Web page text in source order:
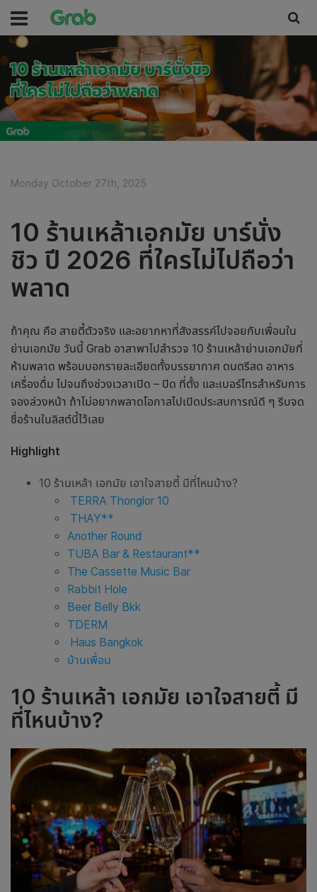
Monday October 27th, 2025
10 ร้านเหล้าเอกมัย บาร์นั่ง
ชิว ปี 2026 ที่ใครไม่ไปถือว่า
พลาด
ถ้าคุณ คือ สายตี้ตัวจริง และอยากหาที่สังสรรค์ไปจอยกับเพื่อนใน
ย่านเอกมัย วันนี้ Grab อาสาพาไปสำรวจ 10 ร้านเหล้าย่านเอกมัยที่
ห้ามพลาด พร้อมบอกรายละเอียดทั้งบรรยากาศ ดนตรีสด อาหาร
เครื่องดื่ม ไปจนถึงช่วงเวลาเปิด – ปิด ที่ตั้ง และเบอร์โทรสำหรับการ
จองล่วงหน้า ถ้าไม่อยากพลาดโอกาสไปเปิดประสบการณ์ดี ๆ รีบจด
ชื่อร้านในลิสต์นี้ไว้เลย
Highlight
10 ร้านเหล้า เอกมัย เอาใจสายตี้ มีที่ไหนบ้าง?
TERRA Thonglor 10
THAY**
Another Round
TUBA Bar & Restaurant**
The Cassette Music Bar
Rabbit Hole
Beer Belly Bkk
TDERM
Haus Bangkok
บ้านเพื่อน
10 ร้านเหล้า เอกมัย เอาใจสายตี้ มี
ที่ไหนบ้าง?